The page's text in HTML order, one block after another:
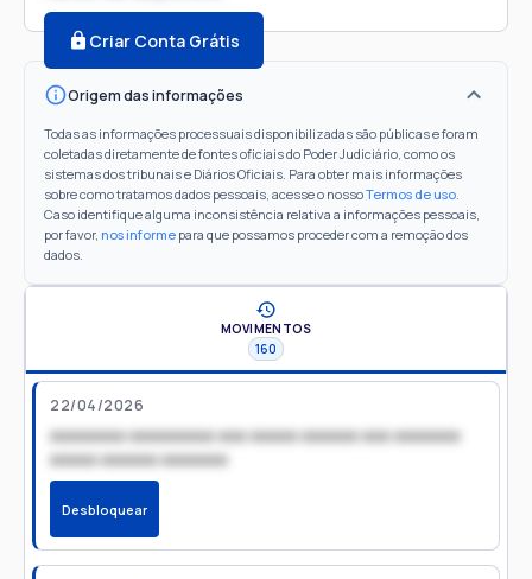
Criar Conta Grátis
Origem das informações
Todas as informações processuais disponibilizadas são públicas e foram
coletadas diretamente de fontes oficiais do Poder Judiciário, como os
sistemas dos tribunais e Diários Oficiais. Para obter mais informações
sobre como tratamos dados pessoais, acesse o nossoTermos de uso.
Caso identifique alguma inconsistência relativa a informações pessoais,
por favor, nos informe para que possamos proceder com a remoção dos
dados.
MOVIMENTOS
160
22/04/2026
xxxxxxxx xxxxxxxxx xxx xxxxx xxxxxx xxx xxxxxxx
xxxxx xxxxxx xxxxxxx
Desbloquear